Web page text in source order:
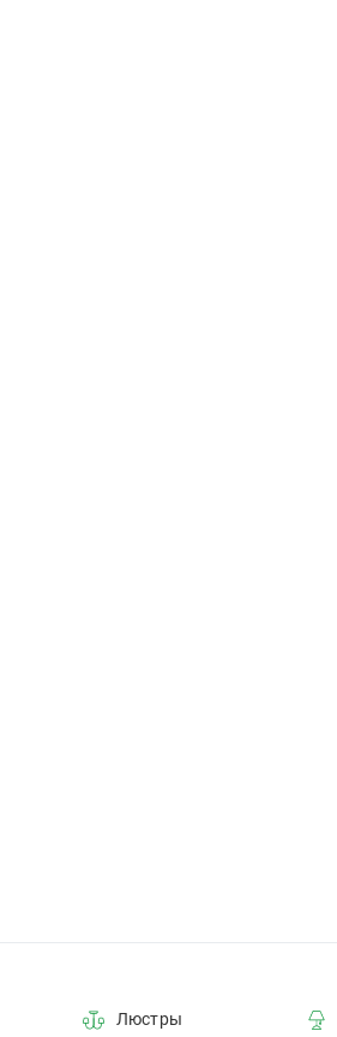
Люстры